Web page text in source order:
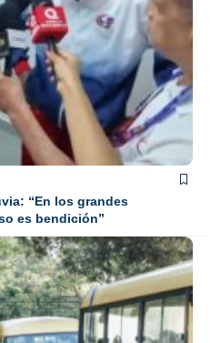
“En los grandes
es bendición”